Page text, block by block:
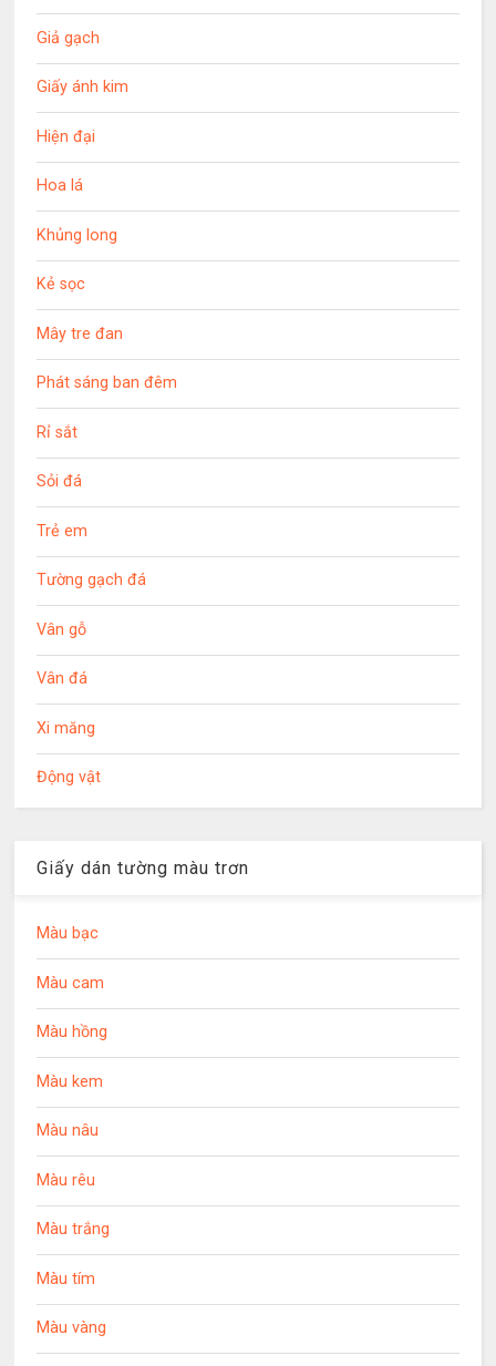
Giả gạch
Giấy ánh kim
Hiện đại
Hoa lá
Khủng long
Kẻ sọc
Mây tre đan
Phát sáng ban đêm
Rỉ sắt
Sỏi đá
Trẻ em
Tường gạch đá
Vân gỗ
Vân đá
Xi măng
Động vật
Giấy dán tường màu trơn
Màu bạc
Màu cam
Màu hồng
Màu kem
Màu nâu
Màu rêu
Màu trắng
Màu tím
Màu vàng